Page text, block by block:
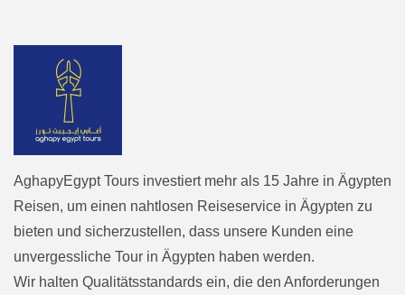
AghapyEgypt Tours investiert mehr als 15 Jahre in Ägypten
Reisen, um einen nahtlosen Reiseservice in Ägypten zu
bieten und sicherzustellen, dass unsere Kunden eine
unvergessliche Tour in Ägypten haben werden.
Wir halten Qualitätsstandards ein, die den Anforderungen